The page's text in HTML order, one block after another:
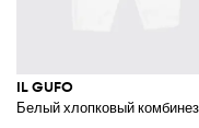
IL GUFO
Белый хлопковый